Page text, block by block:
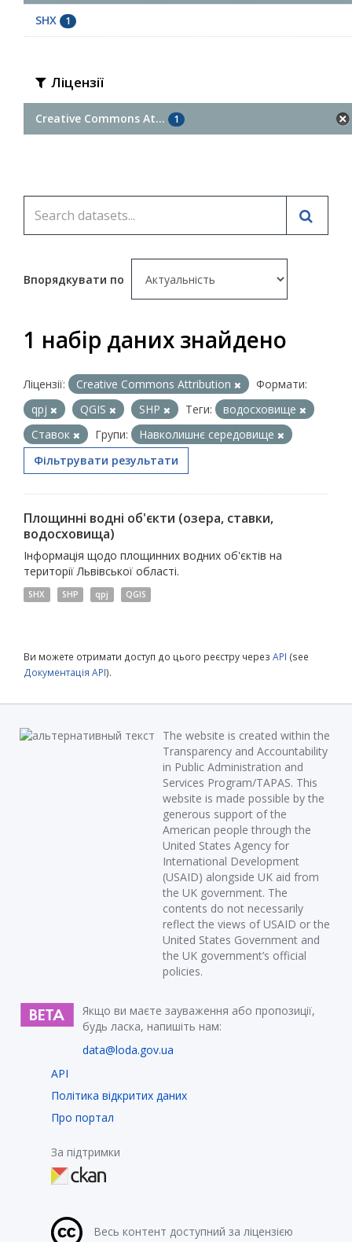
SHX 1
Ліцензії
Creative Commons At... 1
Впорядкувати по
1 набір даних знайдено
Ліцензії: Creative Commons Attribution
Формати:
qpj
QGIS SHP Теги:
водосховище
Ставок
Групи:
Навколишнє середовище
Фільтрувати результати
Площинні водні об'єкти (озера, ставки,
водосховища)
Інформація щодо площинних водних об'єктів на
території Львівської області.
SHX SHP qpj QGIS
Ви можете отримати доступ до цього реєстру через API (see
Документація API).
The website is created within the
Transparency and Accountability
in Public Administration and
Services Program/TAPAS. This
website is made possible by the
generous support of the
American people through the
United States Agency for
International Development
(USAID) alongside UK aid from
the UK government. The
contents do not necessarily
reflect the views of USAID or the
United States Government and
the UK government’s official
policies.
Якщо ви маєте зауваження або пропозиції,
будь ласка, напишіть нам:
data@loda.gov.ua
API
Політика відкритих даних
Про портал
За підтримки
Весь контент доступний за ліцензією